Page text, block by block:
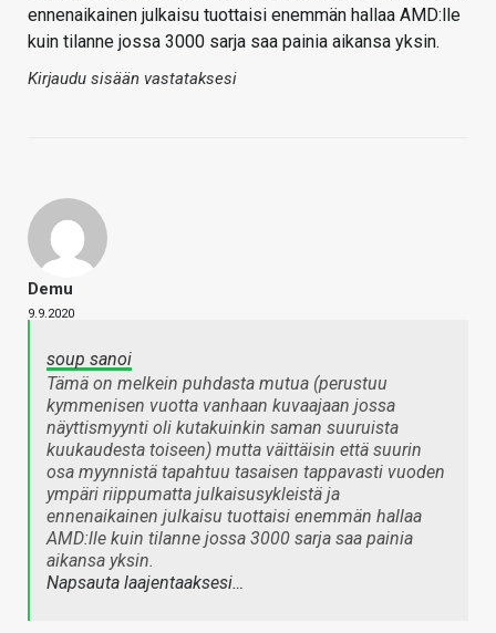
ennenaikainen julkaisu tuottaisi enemmän hallaa AMD:lle
kuin tilanne jossa 3000 sarja saa painia aikansa yksin.
Kirjaudu sisään vastataksesi
Demu
9.9.2020
soup sanoi
Tämä on melkein puhdasta mutua (perustuu
kymmenisen vuotta vanhaan kuvaajaan jossa
näyttismyynti oli kutakuinkin saman suuruista
kuukaudesta toiseen) mutta väittäisin että suurin
osa myynnistä tapahtuu tasaisen tappavasti vuoden
ympäri riippumatta julkaisusykleistä ja
ennenaikainen julkaisu tuottaisi enemmän hallaa
AMD:lle kuin tilanne jossa 3000 sarja saa painia
aikansa yksin.
Napsauta laajentaaksesi…